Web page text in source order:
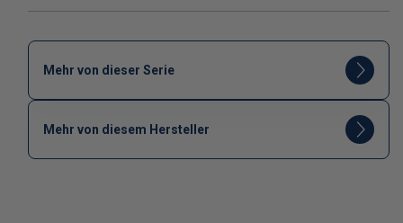
Mehr von dieser Serie
Mehr von diesem Hersteller